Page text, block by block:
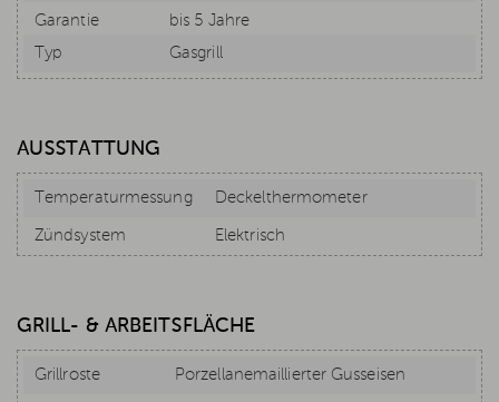
Garantie
bis 5 Jahre
Typ
Gasgrill
AUSSTATTUNG
Temperaturmessung Deckelthermometer
Zündsystem Elektrisch
GRILL- & ARBEITSFLÄCHE
Grillroste Porzellanemaillierter Gusseisen